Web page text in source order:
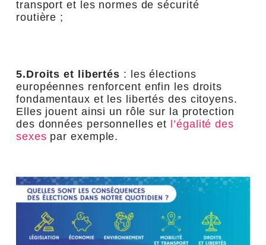
transport et les normes de sécurité
routière ;
5.Droits et libertés : les élections
européennes renforcent enfin les droits
fondamentaux et les libertés des citoyens.
Elles jouent ainsi un rôle sur la protection
des données personnelles et
l’égalité des
sexes par exemple.